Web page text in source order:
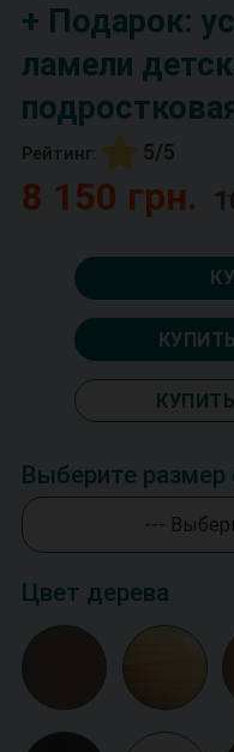
+ Подарок:
ламели
Рейтинг: 5/5
8 150 грн.
Выберите размер
---
Цвет дерева